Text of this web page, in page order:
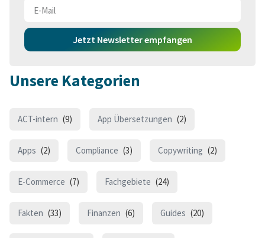
Jetzt Newsletter empfangen
Unsere Kategorien
ACT-intern (9) App Übersetzungen (2)
Apps (2) Compliance (3) Copywriting (2)
E-Commerce (7) Fachgebiete (24)
Fakten (33) Finanzen (6) Guides (20)